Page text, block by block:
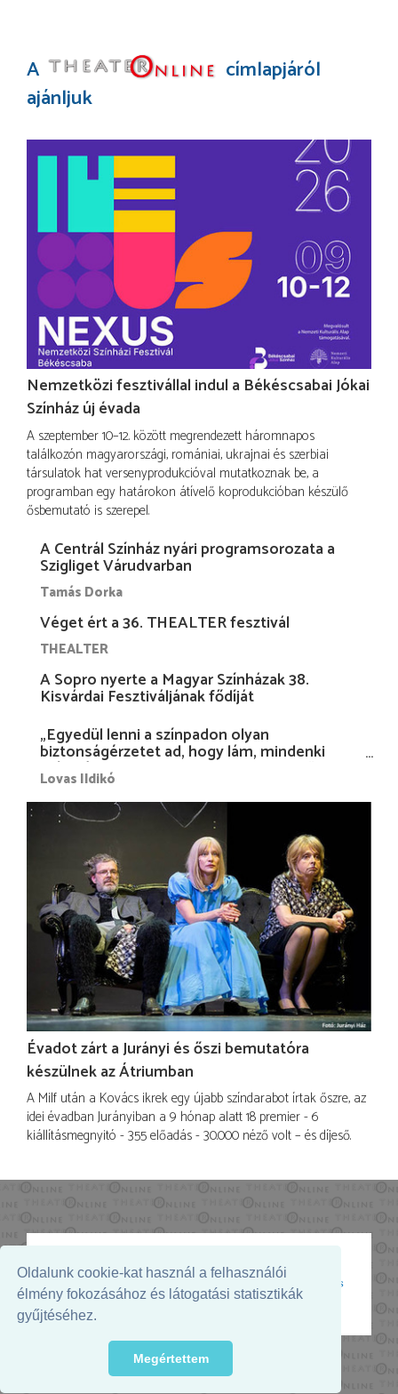
Oldalunk cookie-kat használ a felhasználói
élmény fokozásához és látogatási statisztikák
gyűjtéséhez.
Megértettem
A
címlapjáról
ajánljuk
Nemzetközi fesztivállal indul a Békéscsabai Jókai
Színház új évada
A szeptember 10–12. között megrendezett háromnapos
találkozón magyarországi, romániai, ukrajnai és szerbiai
társulatok hat versenyprodukcióval mutatkoznak be, a
programban egy határokon átívelő koprodukcióban készülő
ősbemutató is szerepel.
A Centrál Színház nyári programsorozata a
Szigliget Várudvarban
Tamás Dorka
Véget ért a 36. THEALTER fesztivál
THEALTER
A Sopro nyerte a Magyar Színházak 38.
Kisvárdai Fesztiváljának fődíját
„Egyedül lenni a színpadon olyan
biztonságérzetet ad, hogy lám, mindenki
más nélkül is megvagyok magammal…”
Lovas Ildikó
Évadot zárt a Jurányi és őszi bemutatóra
készülnek az Átriumban
A Milf után a Kovács ikrek egy újabb színdarabot írtak őszre, az
idei évadban Jurányiban a 9 hónap alatt 18 premier - 6
kiállításmegnyitó - 355 előadás - 30.000 néző volt – és díjeső.
Az oldal megjelenését támogatja:
© 2026. - THEATER Online -theater.hu